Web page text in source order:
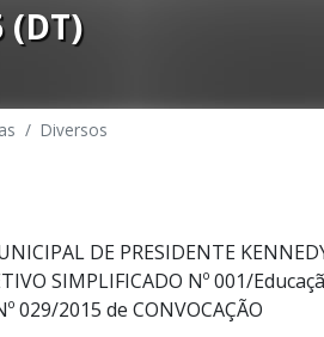
(DT)
/ Diversos
DE PRESIDENTE
SIMPLIFICADO Nº 001/
029/2015 de CONVOCAÇÃO